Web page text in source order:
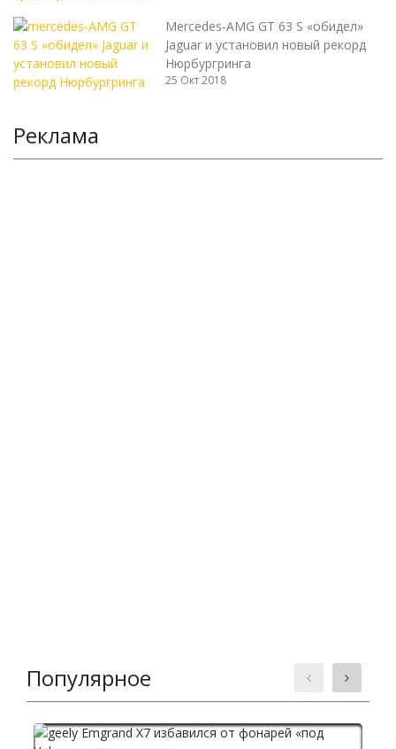
Mercedes-AMG GT 63 S «обидел»
Jaguar и установил новый рекорд
Нюрбургринга
25 Окт 2018
Реклама
Популярное